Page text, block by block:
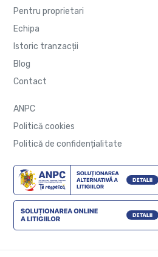
Pentru proprietari
Echipa
Istoric tranzacții
Blog
Contact
ANPC
Politică cookies
Politică de confidențialitate